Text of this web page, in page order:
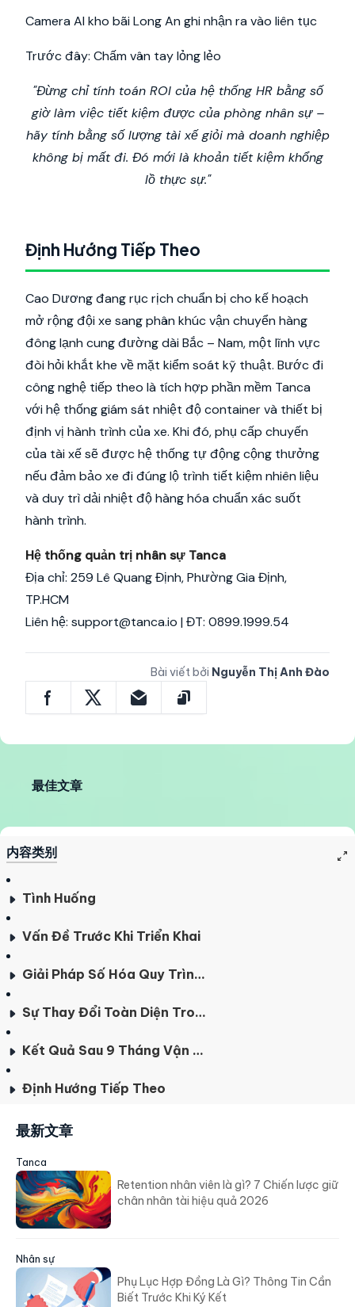
Camera AI kho bãi Long An ghi nhận ra vào liên tục
Trước đây: Chấm vân tay lỏng lẻo
"Đừng chỉ tính toán ROI của hệ thống HR bằng số
giờ làm việc tiết kiệm được của phòng nhân sự –
hãy tính bằng số lượng tài xế giỏi mà doanh nghiệp
không bị mất đi. Đó mới là khoản tiết kiệm khổng
lồ thực sự."
Định Hướng Tiếp Theo
Cao Dương đang rục rịch chuẩn bị cho kế hoạch
mở rộng đội xe sang phân khúc vận chuyển hàng
đông lạnh cung đường dài Bắc – Nam, một lĩnh vực
đòi hỏi khắt khe về mặt kiểm soát kỹ thuật. Bước đi
công nghệ tiếp theo là tích hợp phần mềm Tanca
với hệ thống giám sát nhiệt độ container và thiết bị
định vị hành trình của xe. Khi đó, phụ cấp chuyến
của tài xế sẽ được hệ thống tự động cộng thưởng
nếu đảm bảo xe đi đúng lộ trình tiết kiệm nhiên liệu
và duy trì dải nhiệt độ hàng hóa chuẩn xác suốt
hành trình.
Hệ thống quản trị nhân sự Tanca
Địa chỉ: 259 Lê Quang Định, Phường Gia Định,
TP.HCM
Liên hệ: support@tanca.io | ĐT: 0899.1999.54
Bài viết bởi Nguyễn Thị Anh Đào
最佳文章
内容类别
Tình Huống
Vấn Đề Trước Khi Triển Khai
Giải Pháp Số Hóa Quy Trình Vận Tải Từ Tanca
Sự Thay Đổi Toàn Diện Trong Quy Trình Quản Lý Lương & Tài Xế
Kết Quả Sau 9 Tháng Vận Hành
Định Hướng Tiếp Theo
最新文章
Tanca
Retention nhân viên là gì? 7 Chiến lược giữ
chân nhân tài hiệu quả 2026
Nhân sự
Phụ Lục Hợp Đồng Là Gì? Thông Tin Cần
Biết Trước Khi Ký Kết